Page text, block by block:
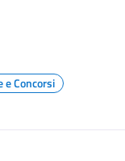
e Concorsi